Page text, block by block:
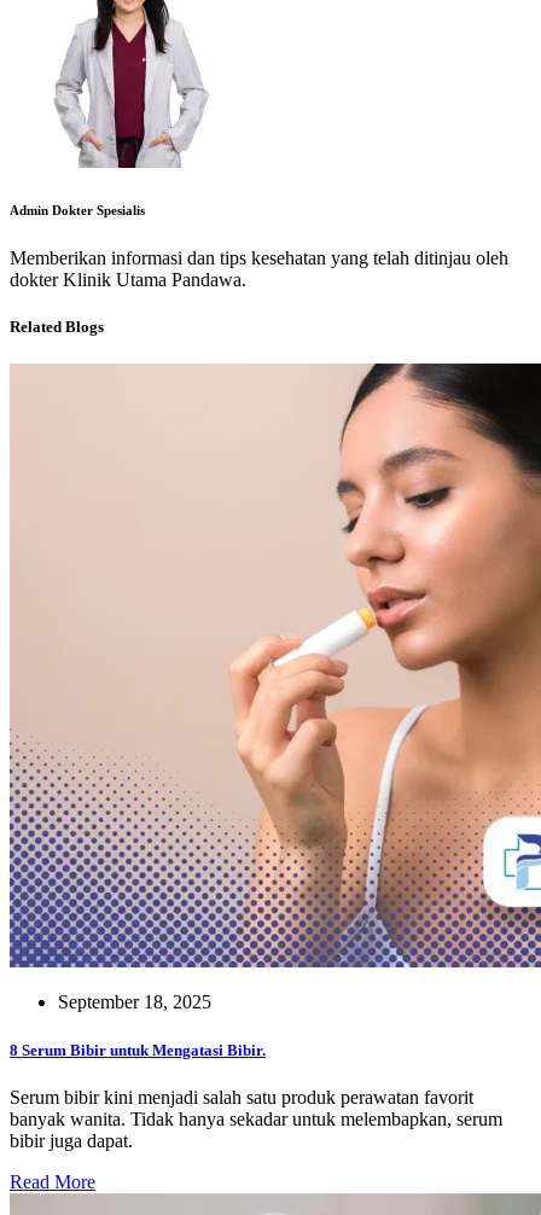
Admin Dokter Spesialis
Memberikan informasi dan tips kesehatan yang telah ditinjau oleh
dokter Klinik Utama Pandawa.
Related Blogs
September 18, 2025
8 Serum Bibir untuk Mengatasi Bibir.
Serum bibir kini menjadi salah satu produk perawatan favorit
banyak wanita. Tidak hanya sekadar untuk melembapkan, serum
bibir juga dapat.
Read More